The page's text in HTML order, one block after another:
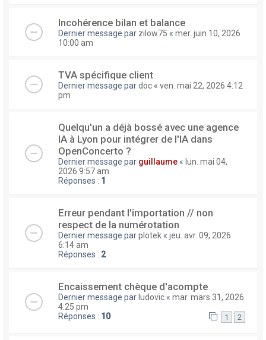
Incohérence bilan et balance
Dernier message par zilow75 « mer. juin 10, 2026
10:00 am
TVA spécifique client
Dernier message pardoc « ven. mai 22, 2026 4:12
pm
Quelqu'un a déjà bossé avec une agence
IA à Lyon pour intégrer de l'IA dans
OpenConcerto ?
Dernier message par guillaume « lun. mai 04,
2026 9:57 am
Réponses : 1
Erreur pendant l'importation // non
respect de la numérotation
Dernier message parplotek « jeu. avr. 09, 2026
6:14 am
Réponses : 2
Encaissement chèque d'acompte
Dernier message par ludovic « mar. mars 31, 2026
4:25 pm
Réponses : 10 1 2